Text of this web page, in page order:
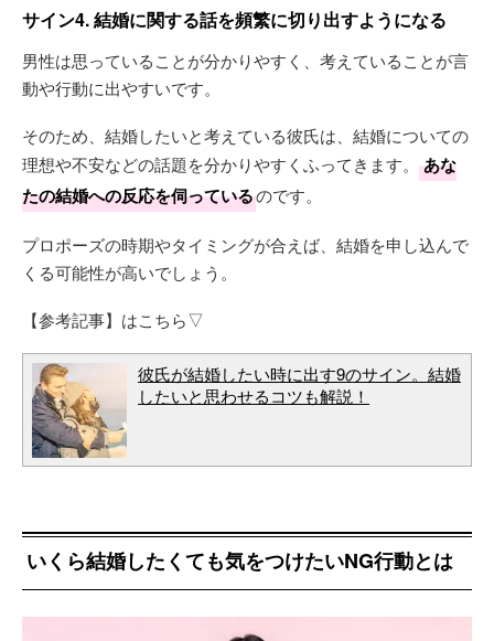
サイン4. 結婚に関する話を頻繁に切り出すようになる
男性は思っていることが分かりやすく、考えていることが言
動や行動に出やすいです。
そのため、結婚したいと考えている彼氏は、結婚についての
理想や不安などの話題を分かりやすくふってきます。
あな
たの結婚への反応を伺っているのです。
プロポーズの時期やタイミングが合えば、結婚を申し込んで
くる可能性が高いでしょう。
【参考記事】はこちら▽
彼氏が結婚したい時に出す9のサイン。結婚
したいと思わせるコツも解説！
いくら結婚したくても気をつけたいNG行動とは